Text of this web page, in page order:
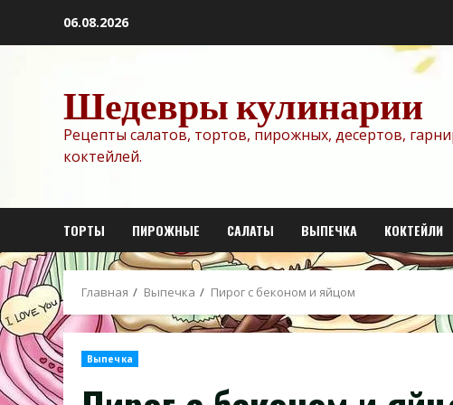
06.08.2026
Шедевры кулинарии
Рецепты салатов, тортов, пирожных, десертов,
коктейлей.
ТОРТЫ ПИРОЖНЫЕ САЛАТЫ ВЫПЕЧКА КОКТЕЙЛИ
Главная Выпечка Пирог с беконом и яйцом
Выпечка